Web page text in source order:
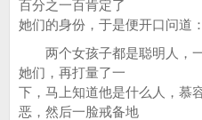
百分之一百肯定了
她们的身份，于是便开口问道
两个女孩子都是聪明人，一
她们，再打量了一
下，马上知道他是什么人，慕
恶，然后一脸戒备地